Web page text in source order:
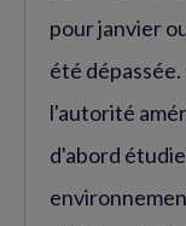
pour janvier
été
l'autorité
d'abord